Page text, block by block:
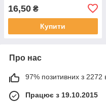
16,50 ₴
Купити
Про нас
97% позитивних з 2272
Працює з 19.10.2015